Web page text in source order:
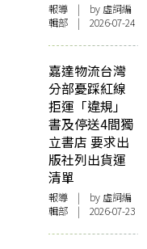
報導 | by 虛詞編
輯部 | 2026-07-24
嘉達物流台灣
分部憂踩紅線
拒運「違規」
書及停送4間獨
立書店 要求出
版社列出貨運
清單
報導 | by 虛詞編
輯部 | 2026-07-23